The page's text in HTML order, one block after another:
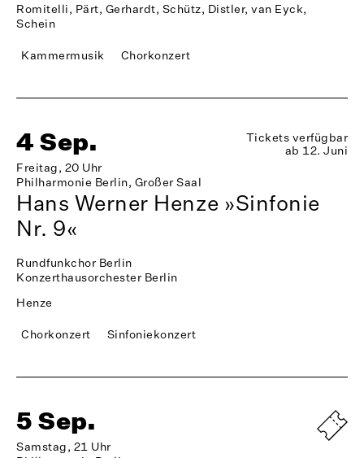
Romitelli, Pärt, Gerhardt, Schütz, Distler, van Eyck,
Schein
Kammermusik Chorkonzert
4 Sep.
Freitag, 20 Uhr
Philharmonie Berlin, Großer Saal
Tickets verfügbar
ab 12. Juni
Hans Werner Henze »Sinfonie
Nr. 9«
Rundfunkchor Berlin
Konzerthausorchester Berlin
Henze
Chorkonzert Sinfoniekonzert
5 Sep.
Samstag, 21 Uhr